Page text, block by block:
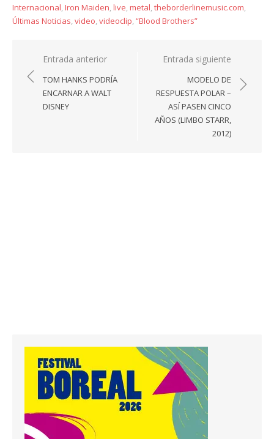
Internacional,Iron Maiden,live,metal,theborderlinemusic.com,
Últimas Noticias,video,videoclip,“Blood Brothers”
Navegación
de
entradas
Entrada anterior
TOM HANKS PODRÍA
ENCARNAR A WALT
DISNEY
Entrada siguiente
MODELO DE
RESPUESTA POLAR –
ASÍ PASEN CINCO
AÑOS (LIMBO STARR,
2012)